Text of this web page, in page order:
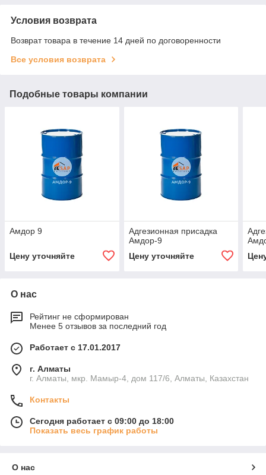
Условия возврата
Возврат товара в течение 14 дней по договоренности
Все условия возврата
Подобные товары компании
Амдор 9
Цену уточняйте
Адгезионная присадка
Амдор-9
Цену уточняйте
О нас
Рейтинг не сформирован
Менее 5 отзывов за последний год
Работает с 17.01.2017
г. Алматы
г. Алматы, мкр. Мамыр-4, дом 117/6, Алматы, Казахстан
Контакты
Сегодня работает с 09:00 до 18:00
Показать весь график работы
О нас